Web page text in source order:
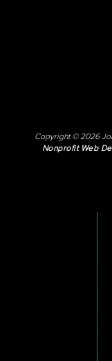
Copyright © 2026
Nonprofit Web